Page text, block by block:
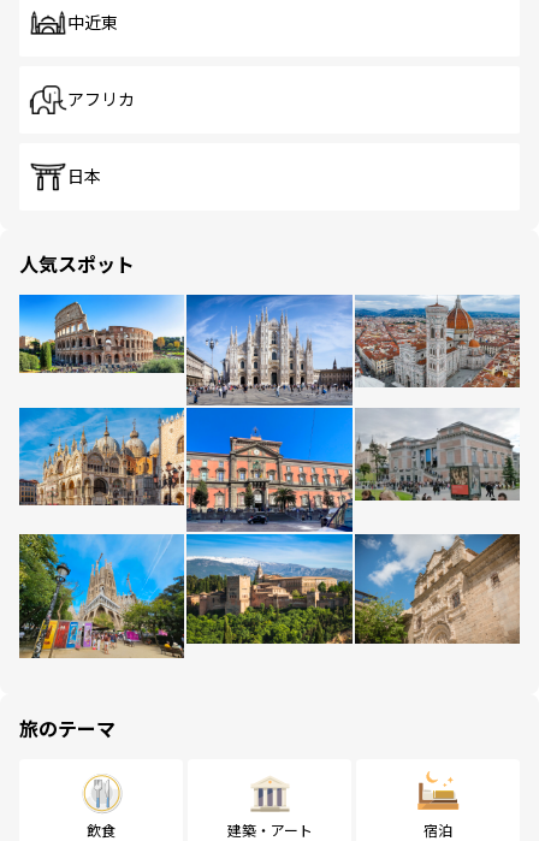
中近東
アフリカ
日本
人気スポット
旅のテーマ
飲食 建築・アート 宿泊